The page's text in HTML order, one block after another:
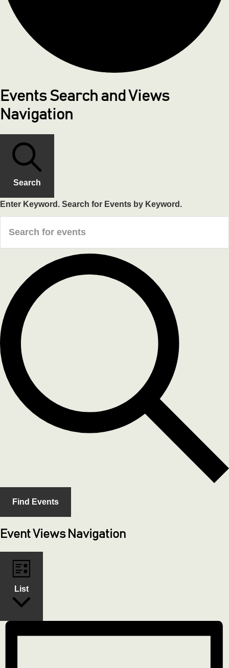
Events Search and Views
Navigation
Search
Enter Keyword. Search for Events by Keyword.
Find Events
Event Views Navigation
List